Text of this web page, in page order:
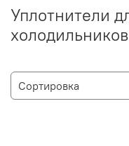
Уплотнители